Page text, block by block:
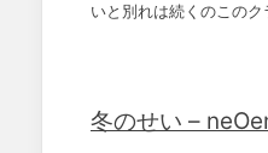
いと別れは続くのこの
冬のせい –